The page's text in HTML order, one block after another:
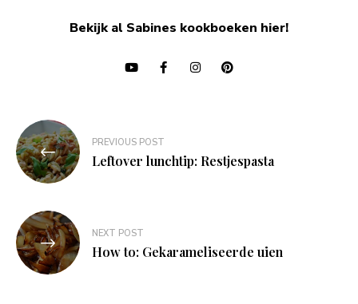
Bekijk al Sabines kookboeken hier!
Bericht
navigatie
PREVIOUS POST
Leftover lunchtip: Restjespasta
NEXT POST
How to: Gekarameliseerde uien